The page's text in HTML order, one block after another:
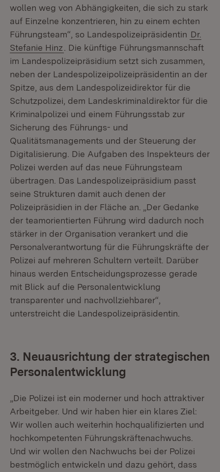
wollen weg von Abhängigkeiten, die sich zu stark
auf Einzelne konzentrieren, hin zu einem echten
Führungsteam“, so Landespolizeipräsidentin Dr.
Stefanie Hinz
. Die künftige Führungsmannschaft
im Landespolizeipräsidium setzt sich zusammen,
neben der Landespolizeipolizeipräsidentin an der
Spitze, aus dem Landespolizeidirektor für die
Schutzpolizei, dem Landeskriminaldirektor für die
Kriminalpolizei und einem Führungsstab zur
Sicherung des Führungs- und
Qualitätsmanagements und der Steuerung der
Digitalisierung. Die Aufgaben des Inspekteurs der
Polizei werden auf das neue Führungsteam
übertragen. Das Landespolizeipräsidium passt
seine Strukturen damit auch denen der
Polizeipräsidien in der Fläche an. „Der Gedanke
der teamorientierten Führung wird dadurch noch
stärker in der Organisation verankert und die
Personalverantwortung für die Führungskräfte der
Polizei auf mehreren Schultern verteilt. Darüber
hinaus werden Entscheidungsprozesse gerade
mit Blick auf die Personalentwicklung
transparenter und nachvollziehbarer“,
unterstreicht die Landespolizeipräsidentin.
3. Neuausrichtung der strategischen
Personalentwicklung
„Die Polizei ist ein moderner und hoch attraktiver
Arbeitgeber. Und wir haben hier ein klares Ziel:
Wir wollen auch weiterhin hochqualifizierten und
hochkompetenten Führungskräftenachwuchs.
Und wir wollen den Nachwuchs bei der Polizei
bestmöglich entwickeln und dazu gehört, dass